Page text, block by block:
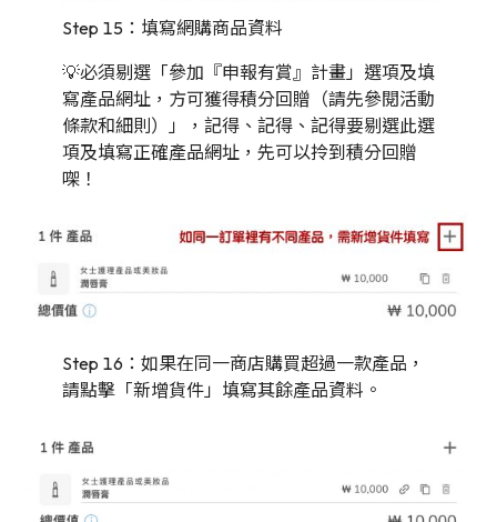
Step 15：填寫網購商品資料
💡必須剔選「參加『申報有賞』計畫」選項及填
寫產品網址，方可獲得積分回贈（請先參閱活動
條款和細則）」，記得、記得、記得要剔選此選
項及填寫正確產品網址，先可以拎到積分回贈
㗎！
Step 16：如果在同一商店購買超過一款產品，
請點擊「新增貨件」填寫其餘產品資料。